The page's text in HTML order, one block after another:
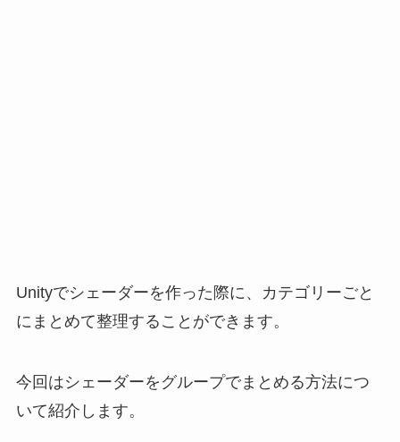
Unityでシェーダーを作った際に、カテゴリーごと
にまとめて整理することができます。
今回はシェーダーをグループでまとめる方法につ
いて紹介します。